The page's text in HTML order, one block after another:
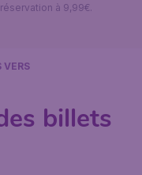
à 9,99€.
VERS
billets